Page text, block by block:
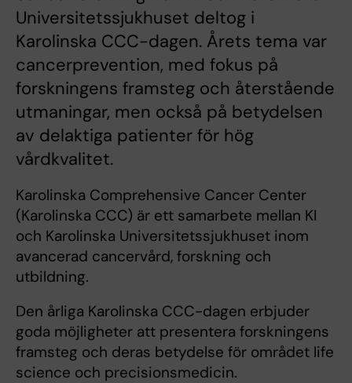
Universitetssjukhuset deltog i
Karolinska CCC-dagen. Årets tema var
cancerprevention, med fokus på
forskningens framsteg och återstående
utmaningar, men också på betydelsen
av delaktiga patienter för hög
vårdkvalitet.
Karolinska Comprehensive Cancer Center
(Karolinska CCC) är ett samarbete mellan KI
och Karolinska Universitetssjukhuset inom
avancerad cancervård, forskning och
utbildning.
Den årliga Karolinska CCC-dagen erbjuder
goda möjligheter att presentera forskningens
framsteg och deras betydelse för området life
science och precisionsmedicin.